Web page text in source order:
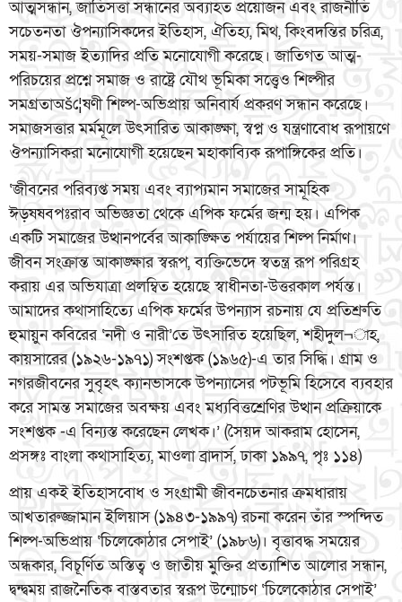
আত্মসন্ধান, জাতিসত্তা সন্ধানের অব্যাহত প্রয়োজন এবং রাজনীতি
সচেতনতা ঔপন্যাসিকদের ইতিহাস, ঐতিহ্য, মিথ, কিংবদন্তির চরিত্র,
সময়-সমাজ ইত্যাদির প্রতি মনোযোগী করেছে। জাতিগত আত্ম-
পরিচয়ের প্রশ্নে সমাজ ও রাষ্ট্রে যৌথ ভূমিকা সত্ত্বেও শিল্পীর
সমগ্রতাঅšে¦ষণী শিল্প-অভিপ্রায় অনিবার্য প্রকরণ সন্ধান করেছে।
সমাজসত্তার মর্মমূলে উৎসারিত আকাঙ্ক্ষা, স্বপ্ন ও যন্ত্রণাবোধ রূপায়ণে
ঔপন্যাসিকরা মনোযোগী হয়েছেন মহাকাব্যিক রূপাঙ্গিকের প্রতি।
‘জীবনের পরিব্যপ্ত সময় এবং ব্যাপ্যমান সমাজের সামূহিক
ঈড়ষষবপঃরাব অভিজ্ঞতা থেকে এপিক ফর্মের জন্ম হয়। এপিক
একটি সমাজের উত্থানপর্বের আকাঙ্ক্ষিত পর্যায়ের শিল্প নির্মাণ।
জীবন সংক্রান্ত আকাঙ্ক্ষার স্বরূপ, ব্যক্তিভেদে স্বতন্ত্র রূপ পরিগ্রহ
করায় এর অভিযাত্রা প্রলম্বিত হয়েছে স্বাধীনতা-উত্তরকাল পর্যন্ত।
আমাদের কথাসাহিত্যে এপিক ফর্মের উপন্যাস রচনায় যে প্রতিশ্রুতি
হুমায়ুন কবিরের ‘নদী ও নারী’তে উৎসারিত হয়েছিল, শহীদুল¬াহ,
কায়সারের (১৯২৬-১৯৭১) সংশপ্তক (১৯৬৫)-এ তার সিদ্ধি। গ্রাম ও
নগরজীবনের সুবৃহৎ ক্যানভাসকে উপন্যাসের পটভূমি হিসেবে ব্যবহার
করে সামন্ত সমাজের অবক্ষয় এবং মধ্যবিত্তশ্রেণির উত্থান প্রক্রিয়াকে
সংশপ্তক -এ বিন্যস্ত করেছেন লেখক।’ (সৈয়দ আকরাম হোসেন,
প্রসঙ্গঃ বাংলা কথাসাহিত্য, মাওলা ব্রাদার্স, ঢাকা ১৯৯৭, পৃঃ ১১৪)
প্রায় একই ইতিহাসবোধ ও সংগ্রামী জীবনচেতনার ক্রমধারায়
আখতারুজ্জামান ইলিয়াস (১৯৪৩-১৯৯৭) রচনা করেন তাঁর স্পন্দিত
শিল্প-অভিপ্রায় ‘চিলেকোঠার সেপাই’ (১৯৮৬)। বৃত্তাবদ্ধ সময়ের
অন্ধকার, বিচূর্ণিত অস্তিত্ব ও জাতীয় মুক্তির প্রত্যাশিত আলোর সন্ধান,
দ্বন্দ্বময় রাজনৈতিক বাস্তবতার স্বরূপ উন্মোচণ ‘চিলেকোঠার সেপাই’